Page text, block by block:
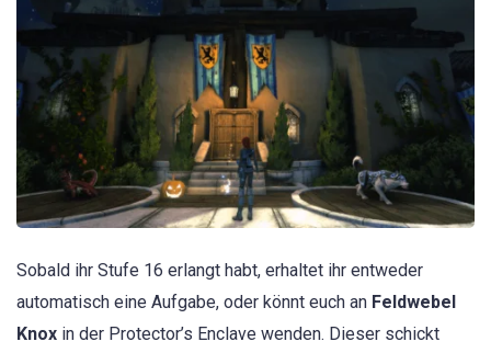
Sobald ihr Stufe 16 erlangt habt, erhaltet ihr entweder
automatisch eine Aufgabe, oder könnt euch an Feldwebel
Knox in der Protector’s Enclave wenden. Dieser schickt